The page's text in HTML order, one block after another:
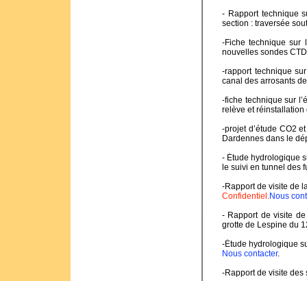
- Rapport technique
section : traversée
-Fiche technique sur
nouvelles sondes
-rapport technique
canal des arrosants
-fiche technique sur
relève et
-projet d’étude CO2
Dardennes dans le
- Étude hydrologique
le suivi en tunnel des
-Rapport de visite de
Confidentiel.Nous
- Rapport de visite
grotte de Lespine du
-Étude hydrologique
Nous contacter.
-Rapport de visite des